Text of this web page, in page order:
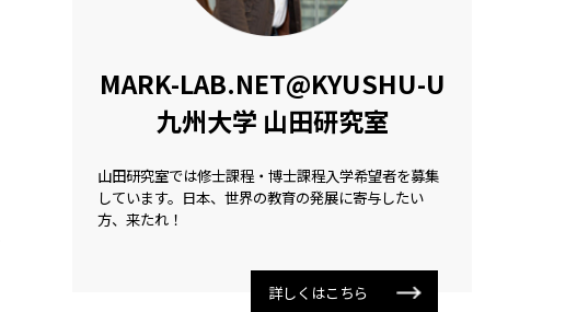
MARK-LAB.NET@KYUSHU-U
九州大学 山田研究室
山田研究室では修士課程・博士課程入学希望者を募集
しています。日本、世界の教育の発展に寄与したい
方、来たれ！
詳しくはこちら